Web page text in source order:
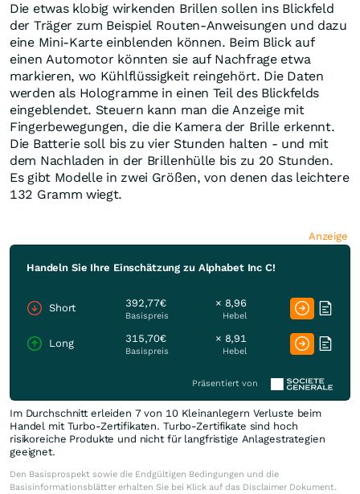
Die etwas klobig wirkenden Brillen sollen ins Blickfeld
der Träger zum Beispiel Routen-Anweisungen und dazu
eine Mini-Karte einblenden können. Beim Blick auf
einen Automotor könnten sie auf Nachfrage etwa
markieren, wo Kühlflüssigkeit reingehört. Die Daten
werden als Hologramme in einen Teil des Blickfelds
eingeblendet. Steuern kann man die Anzeige mit
Fingerbewegungen, die die Kamera der Brille erkennt.
Die Batterie soll bis zu vier Stunden halten - und mit
dem Nachladen in der Brillenhülle bis zu 20 Stunden.
Es gibt Modelle in zwei Größen, von denen das leichtere
132 Gramm wiegt.
Anzeige
Handeln Sie Ihre Einschätzung zu Alphabet Inc C!
Short 392,77€
Basispreis
× 8,96
Hebel
Long 315,70€
Basispreis
× 8,91
Hebel
Präsentiert von
Im Durchschnitt erleiden 7 von 10 Kleinanlegern Verluste beim
Handel mit Turbo-Zertifikaten. Turbo-Zertifikate sind hoch
risikoreiche Produkte und nicht für langfristige Anlagestrategien
geeignet.
Den Basisprospekt sowie die Endgültigen Bedingungen und die
Basisinformationsblätter erhalten Sie bei Klick auf das Disclaimer Dokument.